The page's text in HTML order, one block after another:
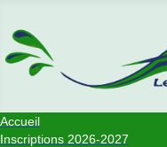
Accueil
Inscriptions 2026-2027